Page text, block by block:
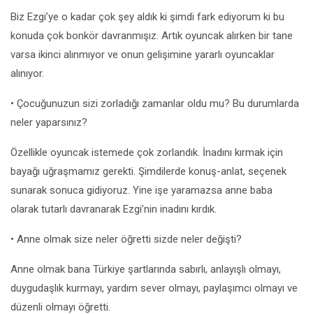
Biz Ezgi’ye o kadar çok şey aldık ki şimdi fark ediyorum ki bu
konuda çok bonkör davranmışız. Artık oyuncak alırken bir tane
varsa ikinci alınmıyor ve onun gelişimine yararlı oyuncaklar
alınıyor.
• Çocuğunuzun sizi zorladığı zamanlar oldu mu? Bu durumlarda
neler yaparsınız?
Özellikle oyuncak istemede çok zorlandık. İnadını kırmak için
bayağı uğraşmamız gerekti. Şimdilerde konuş-anlat, seçenek
sunarak sonuca gidiyoruz. Yine işe yaramazsa anne baba
olarak tutarlı davranarak Ezgi’nin inadını kırdık.
• Anne olmak size neler öğretti sizde neler değişti?
Anne olmak bana Türkiye şartlarında sabırlı, anlayışlı olmayı,
duygudaşlık kurmayı, yardım sever olmayı, paylaşımcı olmayı ve
düzenli olmayı öğretti.